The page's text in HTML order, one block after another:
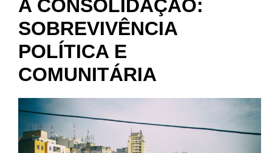
A CONSOLIDAÇÃO:
SOBREVIVÊNCIA
POLÍTICA E
COMUNITÁRIA